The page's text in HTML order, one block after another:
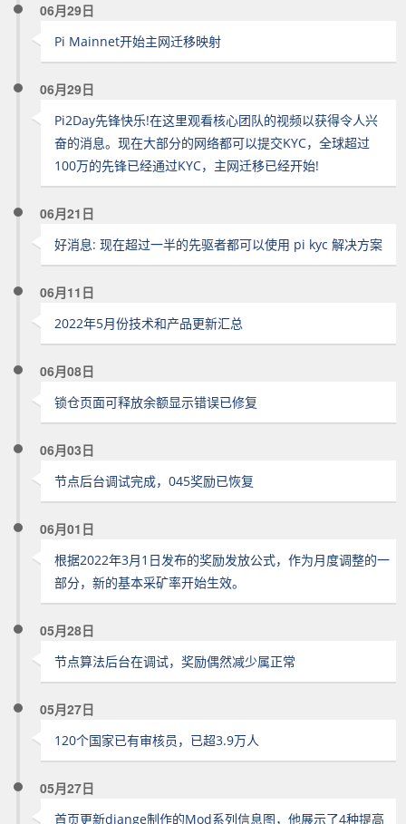
06月29日
Pi Mainnet开始主网迁移映射
06月29日
Pi2Day先锋快乐!在这里观看核心团队的视频以获得令人兴
奋的消息。现在大部分的网络都可以提交KYC，全球超过
100万的先锋已经通过KYC，主网迁移已经开始!
06月21日
好消息: 现在超过一半的先驱者都可以使用 pi kyc 解决方案
06月11日
2022年5月份技术和产品更新汇总
06月08日
锁仓页面可释放余额显示错误已修复
06月03日
节点后台调试完成，045奖励已恢复
06月01日
根据2022年3月1日发布的奖励发放公式，作为月度调整的一
部分，新的基本采矿率开始生效。
05月28日
节点算法后台在调试，奖励偶然减少属正常
05月27日
120个国家已有审核员，已超3.9万人
05月27日
首页更新diange制作的Mod系列信息图，他展示了4种提高